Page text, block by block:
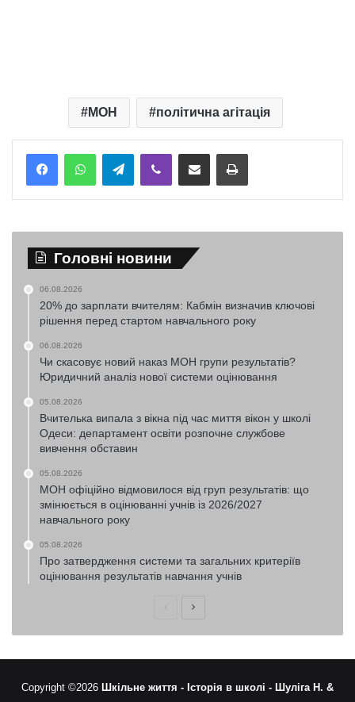
МОН політична агітація
TelegramViber Надіслати електронною поштоюНадрукувати
Головні новини
06.08.2026
20% до зарплати вчителям: Кабмін визначив ключові
рішення перед стартом навчального року
06.08.2026
Чи скасовує новий наказ МОН групи результатів?
Юридичний аналіз нової системи оцінювання
05.08.2026
Вчителька випала з вікна під час миття вікон у школі
Одеси: департамент освіти розпочне службове
вивчення обставин
05.08.2026
МОН офіційно відмовилося від груп результатів: що
змінюється в оцінюванні учнів із 2026/2027
навчального року
05.08.2026
Про затвердження системи та загальних критеріїв
оцінювання результатів навчання учнів
ПопередняНаступна
Copyright ©2026 Шкільне життя - Історія в школі - Шуліга Н. &